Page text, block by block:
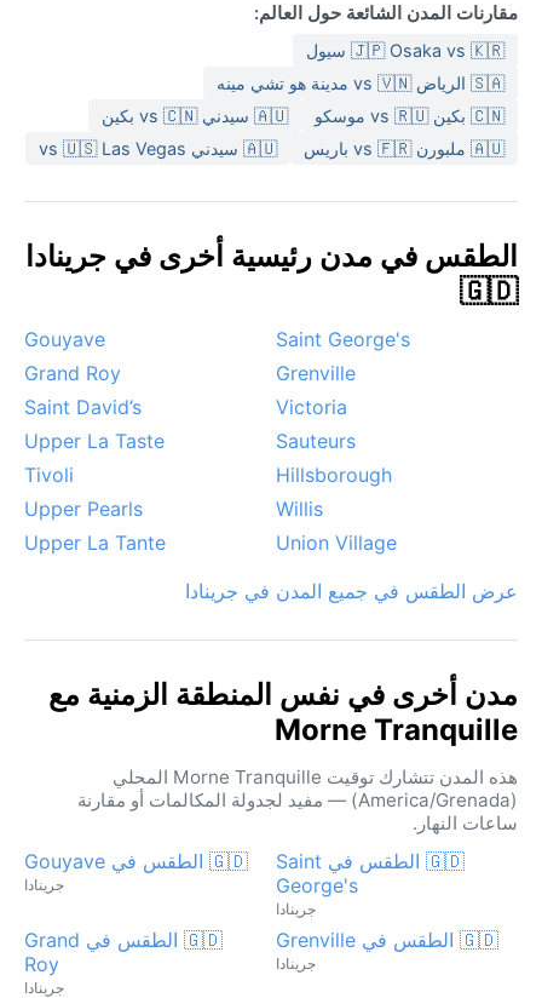
مقارنات المدن الشائعة حول العالم:
🇯🇵 Osaka vs 🇰🇷 سيول
🇸🇦 الرياض vs 🇻🇳 مدينة هو تشي مينه
🇨🇳 بكين vs 🇷🇺 موسكو
🇦🇺 سيدني vs 🇨🇳 بكين
🇦🇺 ملبورن vs 🇫🇷 باريس
🇦🇺 سيدني vs 🇺🇸 Las Vegas
الطقس في مدن رئيسية أخرى في جرينادا
🇬🇩
Saint George's
Gouyave
Grenville
Grand Roy
Victoria
Saint David’s
Sauteurs
Upper La Taste
Hillsborough
Tivoli
Willis
Upper Pearls
Union Village
Upper La Tante
عرض الطقس في جميع المدن في جرينادا
مدن أخرى في نفس المنطقة الزمنية مع
Morne Tranquille
هذه المدن تتشارك توقيت Morne Tranquille المحلي
(America/Grenada) — مفيد لجدولة المكالمات أو مقارنة
ساعات النهار.
🇬🇩 الطقس في Saint
George's
جرينادا
🇬🇩 الطقس في Gouyave
جرينادا
🇬🇩 الطقس في Grenville
جرينادا
🇬🇩 الطقس في Grand
Roy
جرينادا